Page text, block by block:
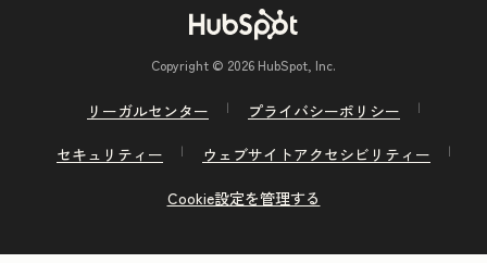
Copyright © 2026 HubSpot, Inc.
リーガルセンター
プライバシーポリシー
セキュリティー
ウェブサイトアクセシビリティー
Cookie設定を管理する